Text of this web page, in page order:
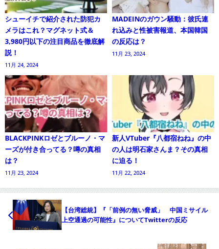
シューイチで紹介された防犯カ
メラはこれ？マグネット式＆
3,980円以下の注目商品を徹底解
説！
11月 24, 2024
MADEINのガウン騒動：彼氏連
れ込みと性被害報道、本国韓国
の反応は？
11月 23, 2024
BLACKPINKロゼとブルーノ・マ
ーズが付き合ってる？噂の真相
は？
11月 23, 2024
新人VTuber『八都宿ねね』の中
の人は明石家さんま？その真相
に迫る！
11月 22, 2024
【台湾総統】『「前例の無い脅威」 中国ミサイル
上空通過の可能性』についてTwitterの反応